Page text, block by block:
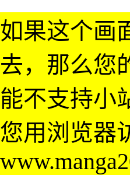
如果这个画
去，那么您
能不支持小
您用浏览器